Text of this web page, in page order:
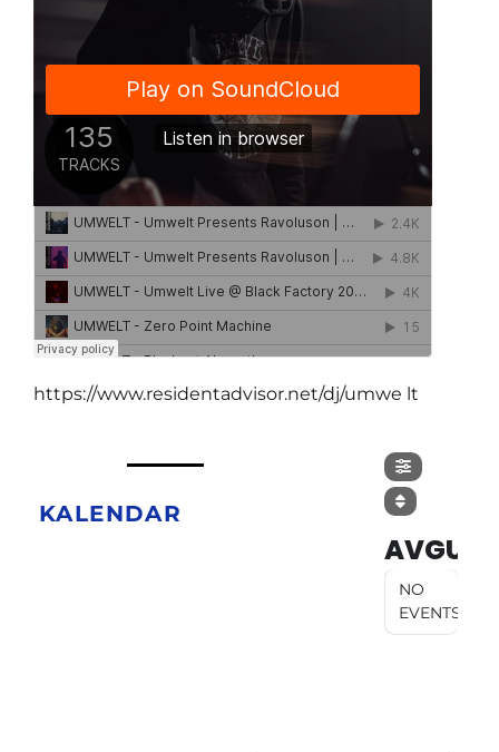
https://www.residentadvisor.net/dj/umwe lt
KALENDAR
AVGUST
NO
EVENTS